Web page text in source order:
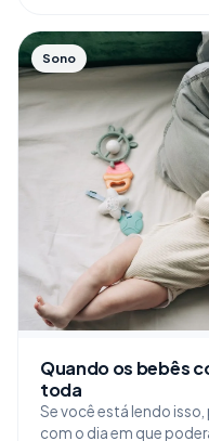
Sono
Quando os bebês
toda
Se você está lendo
com o dia em que